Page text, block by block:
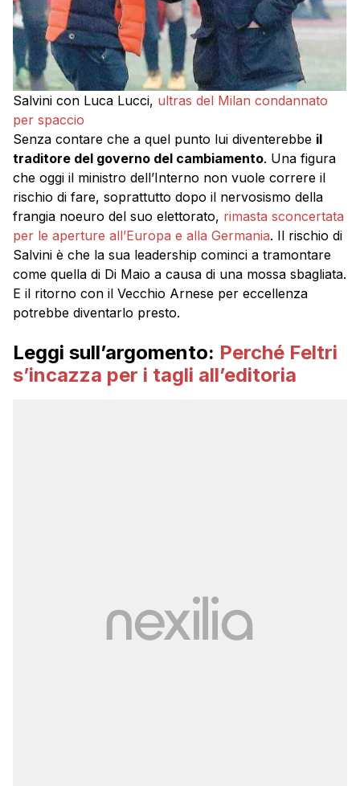
Salvini con Luca Lucci, ultras del Milan condannato
per spaccio
Senza contare che a quel punto lui diventerebbe il
traditore del governo del cambiamento. Una figura
che oggi il ministro dell’Interno non vuole correre il
rischio di fare, soprattutto dopo il nervosismo della
frangia noeuro del suo elettorato, rimasta sconcertata
per le aperture all’Europa e alla Germania. Il rischio di
Salvini è che la sua leadership cominci a tramontare
come quella di Di Maio a causa di una mossa sbagliata.
E il ritorno con il Vecchio Arnese per eccellenza
potrebbe diventarlo presto.
Leggi sull’argomento: Perché Feltri
s’incazza per i tagli all’editoria